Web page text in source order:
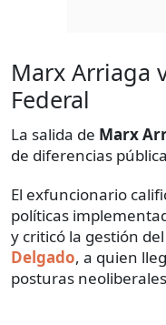
Marx Arriaga
Federal
La salida de Marx
de diferencias
El exfuncionario
políticas
y criticó la gestión
Delgado, a quien
posturas